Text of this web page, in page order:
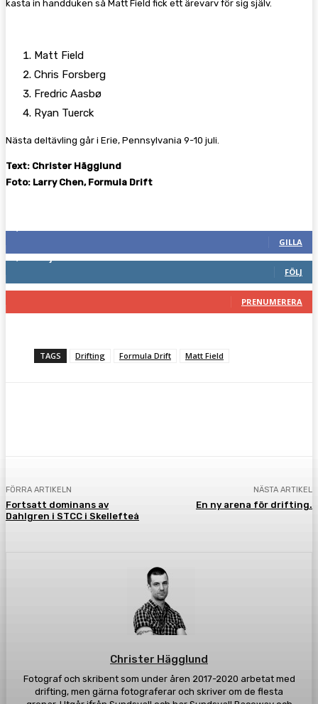
kasta in handduken så Matt Field fick ett ärevarv för sig själv.
Matt Field
Chris Forsberg
Fredric Aasbø
Ryan Tuerck
Nästa deltävling går i Erie, Pennsylvania 9-10 juli.
Text: Christer Hägglund
Foto: Larry Chen, Formula Drift
GILLA
FÖLJ
PRENUMERERA
TAGS Drifting Formula Drift Matt Field
FÖRRA ARTIKELN
Fortsatt dominans av
Dahlgren i STCC i Skellefteå
NÄSTA ARTIKEL
En ny arena för drifting.
Christer Hägglund
Fotograf och skribent som under åren 2017-2020 arbetat med
drifting, men gärna fotograferar och skriver om de flesta